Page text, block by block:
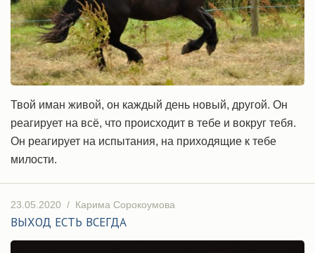
Твой иман живой, он каждый день новый, другой. Он
реагирует на всё, что происходит в тебе и вокруг тебя.
Он реагирует на испытания, на приходящие к тебе
милости.
23.05.2020 / Карима Сорокоумова
ВЫХОД ЕСТЬ ВСЕГДА